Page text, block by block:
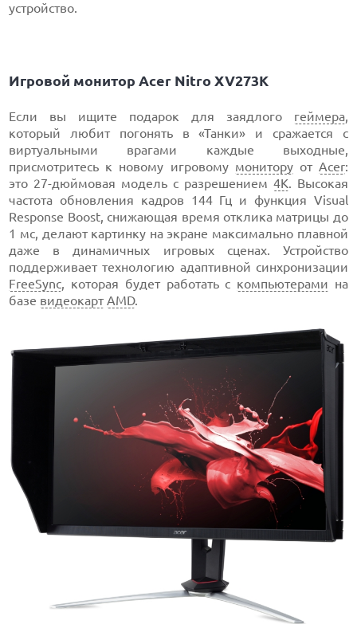
устройство.
Игровой монитор Acer Nitro XV273K
Если вы ищите подарок для заядлого геймера,
который любит погонять в «Танки» и сражается с
виртуальными врагами каждые выходные,
присмотритесь к новому игровому мониторуот Acer:
это 27-дюймовая модель с разрешением 4К. Высокая
частота обновления кадров 144 Гц и функция Visual
Response Boost, снижающая время отклика матрицы до
1 мс, делают картинку на экране максимально плавной
даже в динамичных игровых сценах. Устройство
поддерживает технологию адаптивной синхронизации
FreeSync, которая будет работать с компьютерами на
базе видеокарт AMD.